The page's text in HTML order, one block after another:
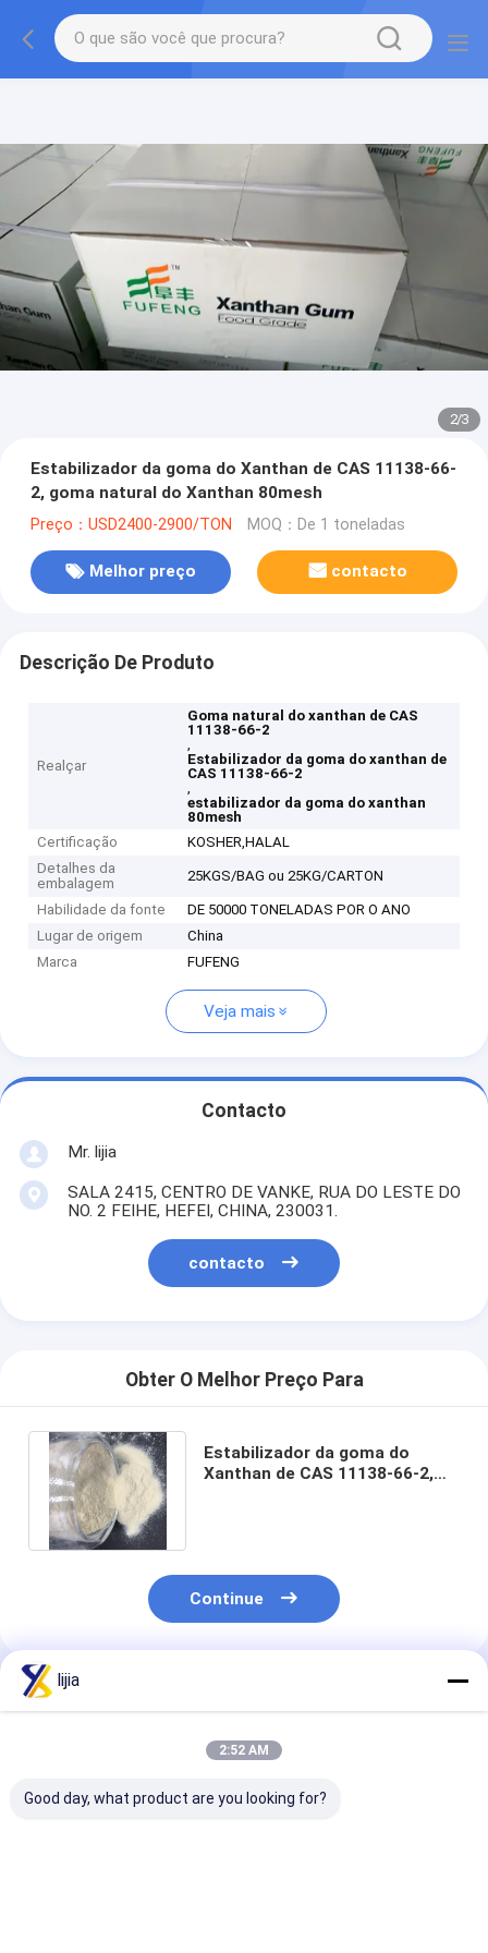
2/3
Estabilizador da goma do Xanthan de CAS 11138-66-
2, goma natural do Xanthan 80mesh
Preço：USD2400-2900/TON MOQ：De 1 toneladas
Melhor preço contacto
Descrição De Produto
Realçar
Goma natural do xanthan de CAS
11138-66-2
,
Estabilizador da goma do xanthan de
CAS 11138-66-2
,
estabilizador da goma do xanthan
80mesh
Certificação
KOSHER,HALAL
Detalhes da
embalagem
25KGS/BAG ou 25KG/CARTON
Habilidade da fonte
DE 50000 TONELADAS POR O ANO
Lugar de origem
China
Marca
FUFENG
Veja mais
Contacto
Mr. lijia
SALA 2415, CENTRO DE VANKE, RUA DO LESTE DO
NO. 2 FEIHE, HEFEI, CHINA, 230031.
contacto
Obter O Melhor Preço Para
Estabilizador da goma do
Xanthan de CAS 11138-66-2,
Continue
Produtos Recomendados
lijia
2:52 AM
Good day, what product are you looking for?